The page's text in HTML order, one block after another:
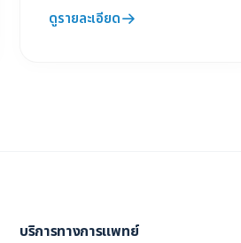
และใส่ใจ
ดูรายละเอียด
บริการทางการแพทย์